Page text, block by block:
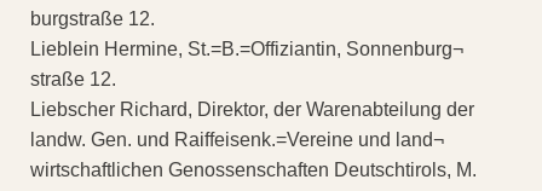
burgstraße 12.
Lieblein Hermine, St.=B.=Offiziantin, Sonnenburg¬
straße 12.
Liebscher Richard, Direktor, der Warenabteilung der
landw. Gen. und Raiffeisenk.=Vereine und land¬
wirtschaftlichen Genossenschaften Deutschtirols, M.